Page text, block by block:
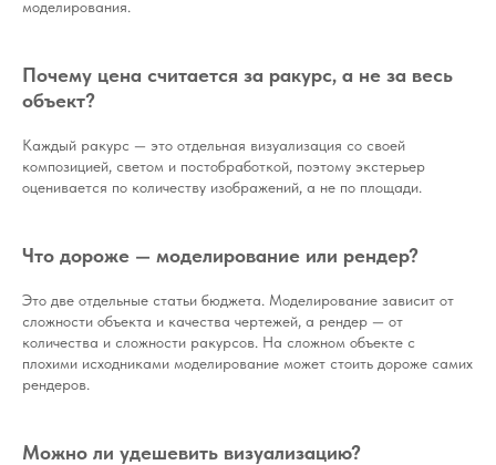
моделирования.
Почему цена считается за ракурс, а не за весь
объект?
Каждый ракурс — это отдельная визуализация со своей
композицией, светом и постобработкой, поэтому экстерьер
оценивается по количеству изображений, а не по площади.
Что дороже — моделирование или рендер?
Это две отдельные статьи бюджета. Моделирование зависит от
сложности объекта и качества чертежей, а рендер — от
количества и сложности ракурсов. На сложном объекте с
плохими исходниками моделирование может стоить дороже самих
рендеров.
Можно ли удешевить визуализацию?